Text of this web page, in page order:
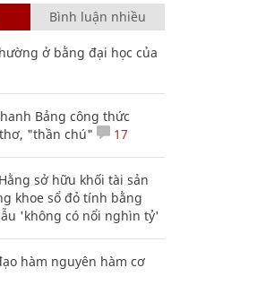
Bình luận nhiều
ở bằng đại học của
Bảng công thức
"thần chú"
17
sở hữu khối tài sản
khoe sổ đỏ tính bằng
'không có nổi nghìn tỷ'
hàm nguyên hàm cơ